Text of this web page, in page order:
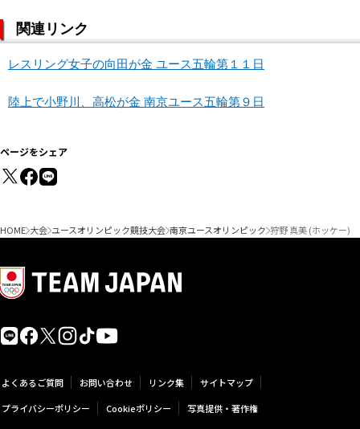
関連リンク
レスリング女子の向田が金 ユース五輪第１１日
陸上で小野川、高松が金 南京ユース五輪第９日
ページをシェア
HOME 大会 ユースオリンピック競技大会 南京ユースオリンピック 狩野 真美 (ホッケー)
よくあるご質問 お問い合わせ リンク集
サイトマップ
プライバシーポリシー
Cookieポリシー 写真提供・著作権